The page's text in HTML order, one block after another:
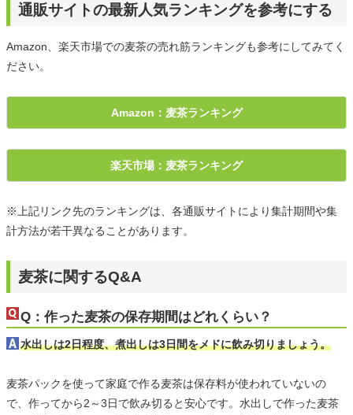
通販サイトの最新人気ランキングを参考にする
Amazon、楽天市場での麦茶の売れ筋ランキングも参考にしてみてく
ださい。
Amazon：麦茶ランキング
楽天市場：麦茶ランキング
※上記リンク先のランキングは、各通販サイトにより集計期間や集
計方法が若干異なることがあります。
麦茶に関するQ&A
Q：作った麦茶の保存期間はどれくらい？
水出しは2日程度、煮出しは3日間をメドに飲み切りましょう。
麦茶パックを使って家庭で作る麦茶は保存料が使われていないの
で、作ってから2～3日で飲み切ると安心です。水出しで作った麦茶